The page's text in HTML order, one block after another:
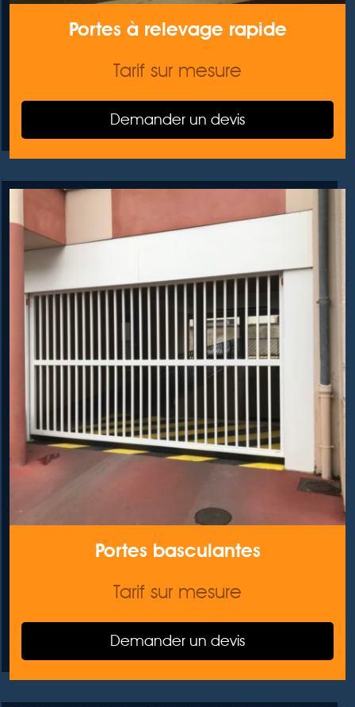
Portes à relevage rapide
Tarif sur mesure
Demander un devis
Portes basculantes
Tarif sur mesure
Demander un devis